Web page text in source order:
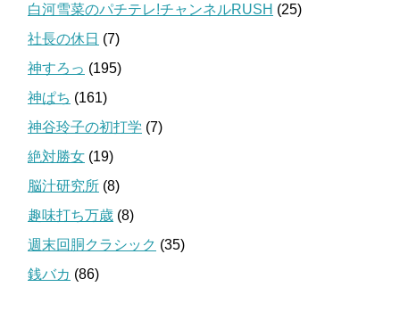
白河雪菜のパチテレ!チャンネルRUSH (25)
社長の休日 (7)
神すろっ (195)
神ぱち (161)
神谷玲子の初打学 (7)
絶対勝女 (19)
脳汁研究所 (8)
趣味打ち万歳 (8)
週末回胴クラシック (35)
銭バカ (86)